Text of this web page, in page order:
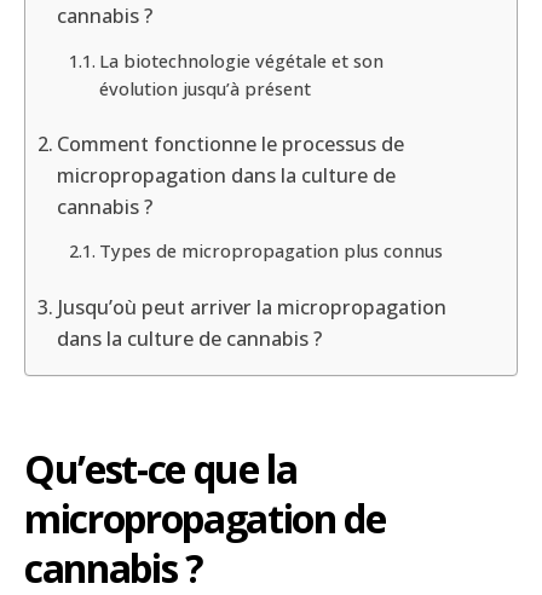
cannabis ?
La biotechnologie végétale et son
évolution jusqu’à présent
Comment fonctionne le processus de
micropropagation dans la culture de
cannabis ?
Types de micropropagation plus connus
Jusqu’où peut arriver la micropropagation
dans la culture de cannabis ?
Qu’est-ce que la
micropropagation de
cannabis ?